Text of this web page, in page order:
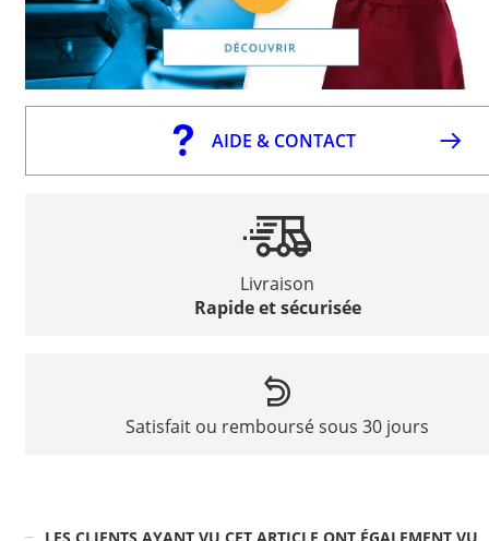
AIDE & CONTACT
Livraison
Rapide et sécurisée
Satisfait ou remboursé sous 30 jours